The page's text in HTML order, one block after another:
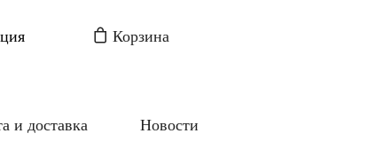
Корзина
и доставка Новости